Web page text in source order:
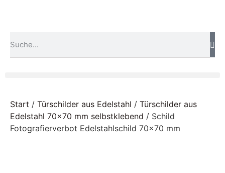
Start / Türschilder aus Edelstahl / Türschilder aus
Edelstahl 70x70 mm selbstklebend / Schild
Fotografierverbot Edelstahlschild 70×70 mm